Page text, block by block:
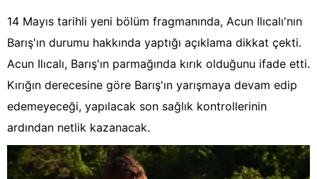
14 Mayıs tarihli yeni bölüm fragmanında, Acun Ilıcalı'nın
Barış'ın durumu hakkında yaptığı açıklama dikkat çekti.
Acun Ilıcalı, Barış'ın parmağında kırık olduğunu ifade etti.
Kırığın derecesine göre Barış'ın yarışmaya devam edip
edemeyeceği, yapılacak son sağlık kontrollerinin
ardından netlik kazanacak.